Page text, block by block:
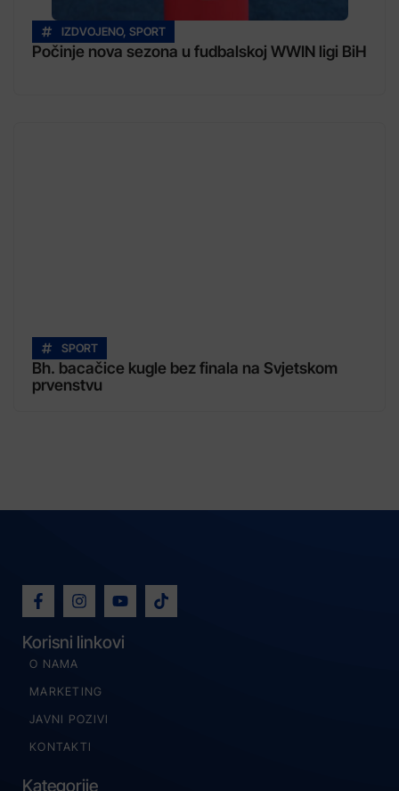
IZDVOJENO, SPORT
Počinje nova sezona u fudbalskoj WWIN ligi BiH
SPORT
Bh. bacačice kugle bez finala na Svjetskom
prvenstvu
Korisni linkovi
O NAMA
MARKETING
JAVNI POZIVI
KONTAKTI
Kategorije